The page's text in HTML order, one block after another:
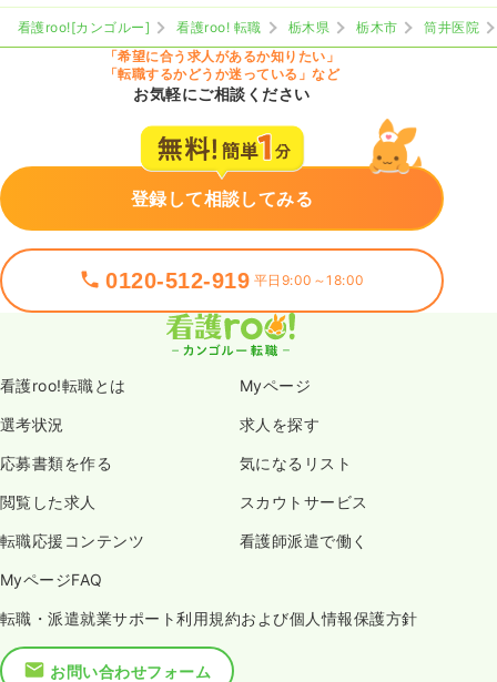
看護roo![カンゴルー] 看護roo! 転職 栃木県 栃木市
筒井医院
「希望に合う求人があるか知りたい」
「転職するかどうか迷っている」など
お気軽にご相談ください
登録して相談してみる
0120-512-919 平日9:00～18:00
看護roo!転職とは Myページ
選考状況 求人を探す
応募書類を作る 気になるリスト
閲覧した求人 スカウトサービス
転職応援コンテンツ 看護師派遣で働く
MyページFAQ
転職・派遣就業サポート利用規約および個人情報保護方針
お問い合わせフォーム